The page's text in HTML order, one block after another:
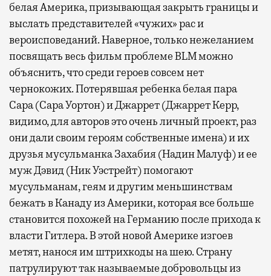
белая Америка, призывающая закрыть границы и
выслать представителей «чужих» рас и
вероисповеданий. Наверное, только нежеланием
посвящать весь фильм проблеме BLM можно
объяснить, что среди героев совсем нет
чернокожих. Потерявшая ребенка белая пара
Сара (Сара Уортон) и Джаррет (Джаррет Керр,
видимо, для авторов это очень личный проект, раз
они дали своим героям собственные имена) и их
друзья мусульманка Захабия (Надин Малуф) и ее
муж Дэвид (Ник Уэстрейт) помогают
мусульманам, геям и другим меньшинствам
бежать в Канаду из Америки, которая все больше
становится похожей на Германию после прихода к
власти Гитлера. В этой новой Америке изгоев
метят, нанося им штрихкоды на шею. Страну
патрулируют так называемые добровольцы из